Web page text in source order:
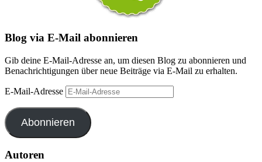
Blog via E-Mail abonnieren
Gib deine E-Mail-Adresse an, um diesen Blog zu abonnieren und
Benachrichtigungen über neue Beiträge via E-Mail zu erhalten.
E-Mail-Adresse
Abonnieren
Autoren